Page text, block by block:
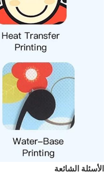
الأسئلة الشائعة